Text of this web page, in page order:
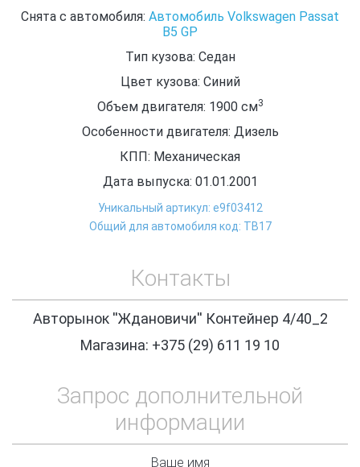
Снята с автомобиля: Автомобиль Volkswagen Passat
B5 GP
Тип кузова: Седан
Цвет кузова: Синий
Объем двигателя: 1900 см3
Особенности двигателя: Дизель
КПП: Механическая
Дата выпуска: 01.01.2001
Уникальный артикул: e9f03412
Общий для автомобиля код: ТВ17
Контакты
Авторынок ''Ждановичи'' Контейнер 4/40_2
Магазина: +375 (29) 611 19 10
Запрос дополнительной
информации
Ваше имя